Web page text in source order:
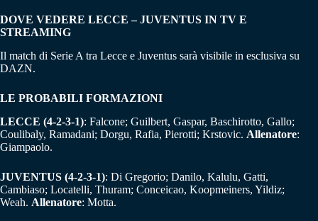
DOVE VEDERE LECCE – JUVENTUS IN TV E
STREAMING
Il match di Serie A tra Lecce e Juventus sarà visibile in esclusiva su
DAZN.
LE PROBABILI FORMAZIONI
LECCE (4-2-3-1): Falcone; Guilbert, Gaspar, Baschirotto, Gallo;
Coulibaly, Ramadani; Dorgu, Rafia, Pierotti; Krstovic. Allenatore:
Giampaolo.
JUVENTUS (4-2-3-1): Di Gregorio; Danilo, Kalulu, Gatti,
Cambiaso; Locatelli, Thuram; Conceicao, Koopmeiners, Yildiz;
Weah. Allenatore: Motta.